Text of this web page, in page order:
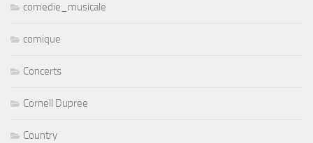
comedie_musicale
comique
Concerts
Cornell Dupree
Country